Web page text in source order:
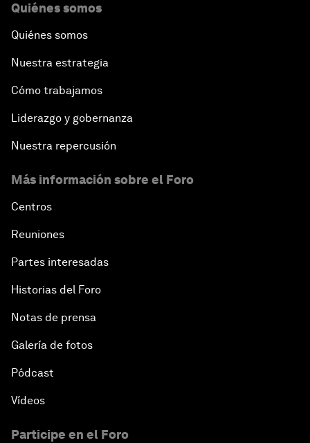
Quiénes somos
Quiénes somos
Nuestra estrategia
Cómo trabajamos
Liderazgo y gobernanza
Nuestra repercusión
Más información sobre el Foro
Centros
Reuniones
Partes interesadas
Historias del Foro
Notas de prensa
Galería de fotos
Pódcast
Vídeos
Participe en el Foro